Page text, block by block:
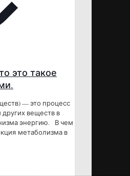
это такое
— это процесс
веществ в
энергию. В чем
метаболизма в